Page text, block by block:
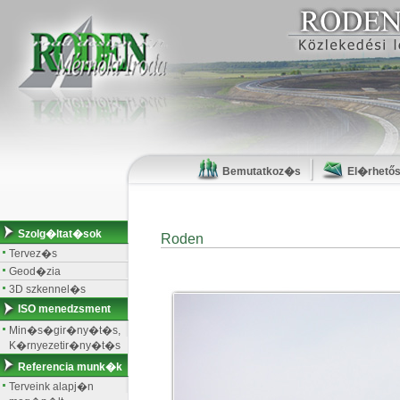
Bemutatkoz�s
Roden
Szolg�ltat�sok
Tervez�s
Geod�zia
3D szkennel�s
ISO menedzsment
Min�s�gir�ny�t�s,
K�rnyezetir�ny�t�s
Referencia munk�k
Terveink alapj�n